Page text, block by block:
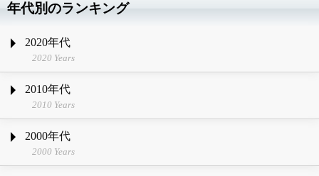
年代別のランキング
2020年代
2020 Years
2010年代
2010 Years
2000年代
2000 Years